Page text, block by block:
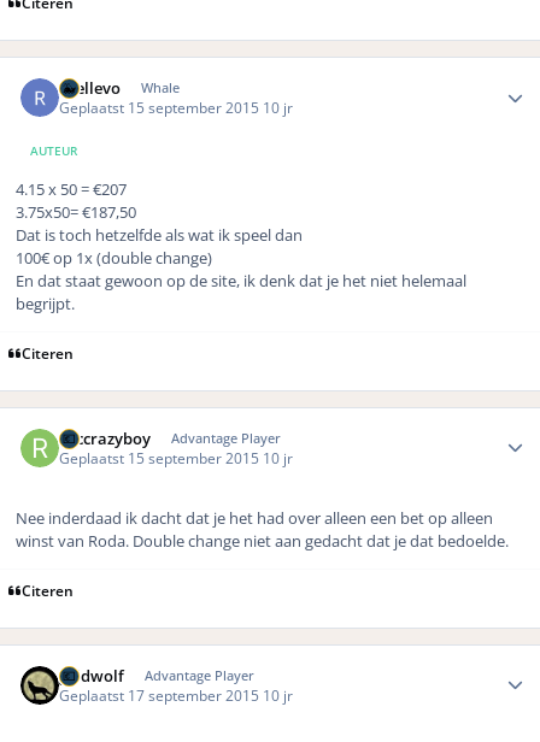
rhellevo Whale
Geplaatst 15 september 2015 10 jr
AUTEUR
4.15 x 50 = €207
3.75x50= €187,50
Dat is toch hetzelfde als wat ik speel dan
100€ op 1x (double change)
En dat staat gewoon op de site, ik denk dat je het niet helemaal
begrijpt.
Citeren
rbccrazyboy Advantage Player
Geplaatst 15 september 2015 10 jr
Nee inderdaad ik dacht dat je het had over alleen een bet op alleen
winst van Roda. Double change niet aan gedacht dat je dat bedoelde.
Citeren
geldwolf Advantage Player
Geplaatst 17 september 2015 10 jr